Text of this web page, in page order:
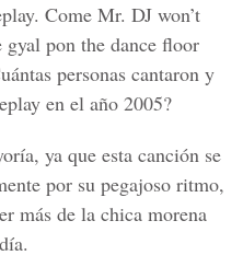
Come Mr. DJ won’t
pon the dance floor
personas cantaron y
en el año 2005?
ya que esta canción se
por su pegajoso ritmo,
más de la chica morena